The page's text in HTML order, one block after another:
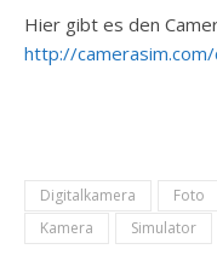
Hier gibt es den
http://
Digitalkamera Foto
Kamera
Simulator